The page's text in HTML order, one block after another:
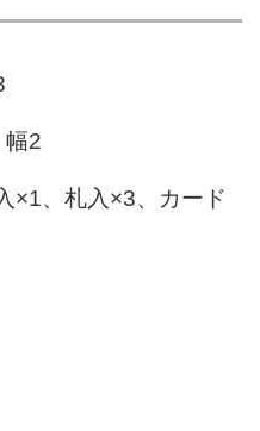
2
×1、札入×3、カード